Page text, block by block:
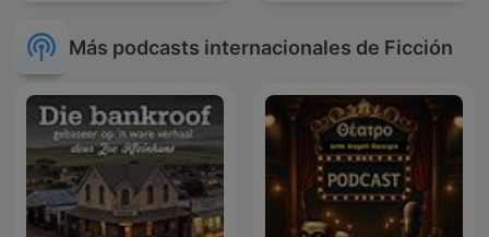
Más podcasts internacionales de Ficción